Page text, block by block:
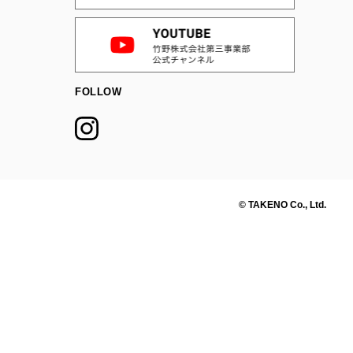
FOLLOW
© TAKENO Co., Ltd.